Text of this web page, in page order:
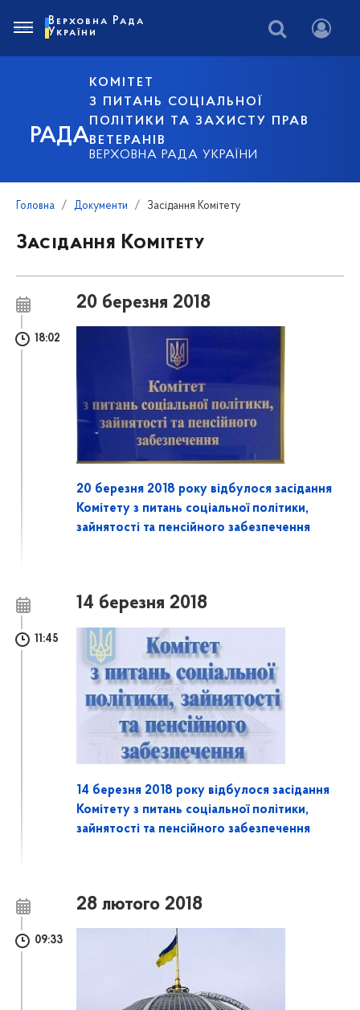
РАДА
КОМІТЕТ
З ПИТАНЬ СОЦІАЛЬНОЇ
ПОЛІТИКИ ТА ЗАХИСТУ ПРАВ
ВЕТЕРАНІВ
ВЕРХОВНА РАДА УКРАЇНИ
Верховна Рада
України
Головна Документи Засідання Комітету
Засідання Комітету
20 березня 2018
18:02
20 березня 2018 року відбулося засідання
Комітету з питань соціальної політики,
зайнятості та пенсійного забезпечення
14 березня 2018
11:45
14 березня 2018 року відбулося засідання
Комітету з питань соціальної політики,
зайнятості та пенсійного забезпечення
28 лютого 2018
09:33